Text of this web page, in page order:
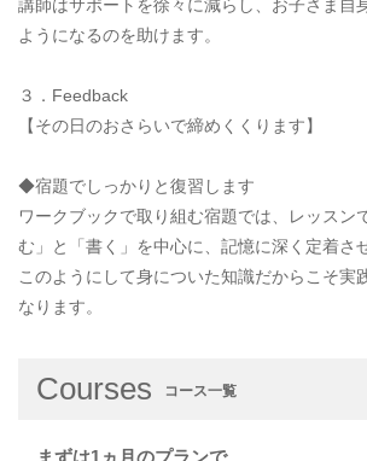
講師はサポートを徐々に減らし、お子さま自
ようになるのを助けます。
３．Feedback
【その日のおさらいで締めくくります】
◆宿題でしっかりと復習します
ワークブックで取り組む宿題では、レッスン
む」と「書く」を中心に、記憶に深く定着さ
このようにして身についた知識だからこそ実
なります。
Courses コース一覧